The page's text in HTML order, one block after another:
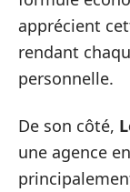
apprécient
rendant
personnelle.
De son côté,
une agence